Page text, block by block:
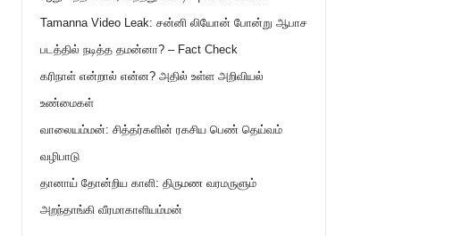
Tamanna Video Leak: சன்னி லியோன் போன்று ஆபாச
படத்தில் நடித்த தமன்னா? – Fact Check
கரிநாள் என்றால் என்ன? அதில் உள்ள அறிவியல்
உண்மைகள்
வாலையம்மன்: சித்தர்களின் ரகசிய பெண் தெய்வம்
வழிபாடு
தானாய் தோன்றிய காளி: திருமண வரமருளும்
அறந்தாங்கி வீரமாகாளியம்மன்